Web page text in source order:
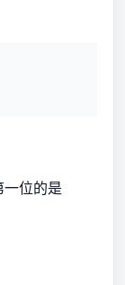
一位的是